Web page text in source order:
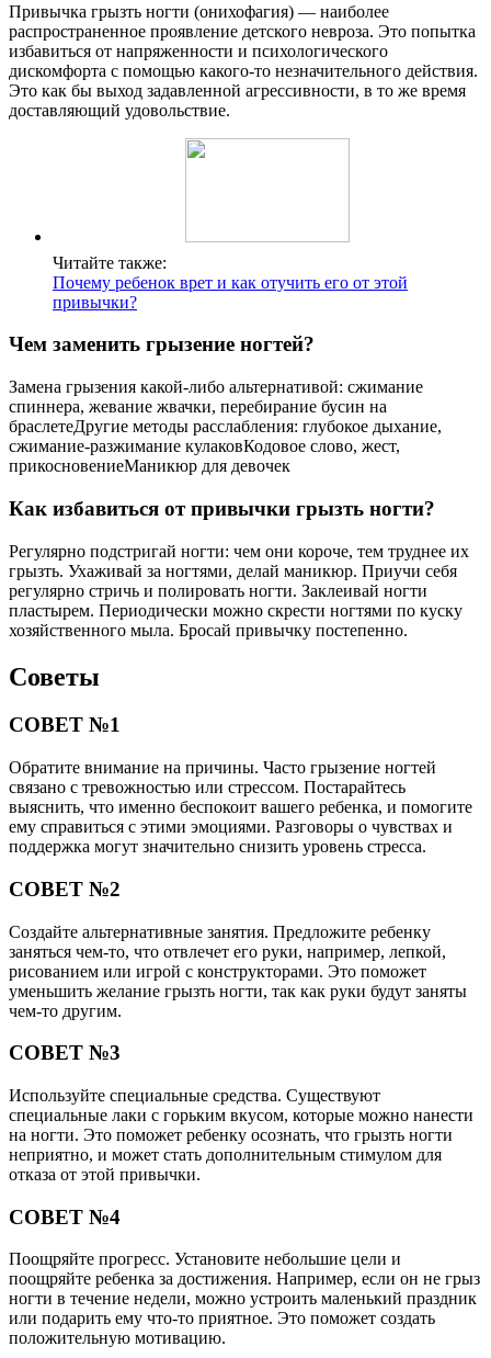
Привычка грызть ногти (онихофагия) — наиболее
распространенное проявление детского невроза. Это попытка
избавиться от напряженности и психологического
дискомфорта с помощью какого-то незначительного действия.
Это как бы выход задавленной агрессивности, в то же время
доставляющий удовольствие.
Читайте также:
Почему ребенок врет и как отучить его от этой
привычки?
Чем заменить грызение ногтей?
Замена грызения какой-либо альтернативой: сжимание
спиннера, жевание жвачки, перебирание бусин на
браслетеДругие методы расслабления: глубокое дыхание,
сжимание-разжимание кулаковКодовое слово, жест,
прикосновениеМаникюр для девочек
Как избавиться от привычки грызть ногти?
Регулярно подстригай ногти: чем они короче, тем труднее их
грызть. Ухаживай за ногтями, делай маникюр. Приучи себя
регулярно стричь и полировать ногти. Заклеивай ногти
пластырем. Периодически можно скрести ногтями по куску
хозяйственного мыла. Бросай привычку постепенно.
Советы
СОВЕТ №1
Обратите внимание на причины. Часто грызение ногтей
связано с тревожностью или стрессом. Постарайтесь
выяснить, что именно беспокоит вашего ребенка, и помогите
ему справиться с этими эмоциями. Разговоры о чувствах и
поддержка могут значительно снизить уровень стресса.
СОВЕТ №2
Создайте альтернативные занятия. Предложите ребенку
заняться чем-то, что отвлечет его руки, например, лепкой,
рисованием или игрой с конструкторами. Это поможет
уменьшить желание грызть ногти, так как руки будут заняты
чем-то другим.
СОВЕТ №3
Используйте специальные средства. Существуют
специальные лаки с горьким вкусом, которые можно нанести
на ногти. Это поможет ребенку осознать, что грызть ногти
неприятно, и может стать дополнительным стимулом для
отказа от этой привычки.
СОВЕТ №4
Поощряйте прогресс. Установите небольшие цели и
поощряйте ребенка за достижения. Например, если он не грыз
ногти в течение недели, можно устроить маленький праздник
или подарить ему что-то приятное. Это поможет создать
положительную мотивацию.